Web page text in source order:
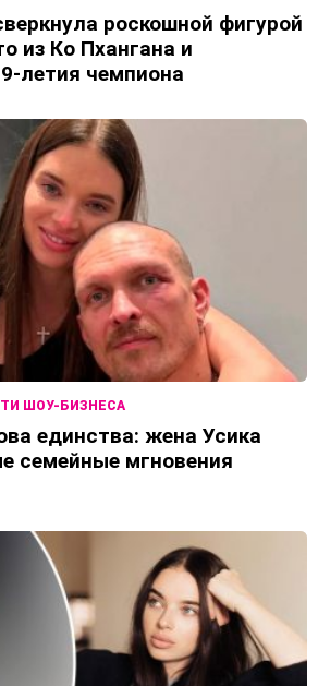
роскошной фигурой
из Ко Пхангана и
летия чемпиона
ШОУ-БИЗНЕСА
единства: жена Усика
семейные мгновения